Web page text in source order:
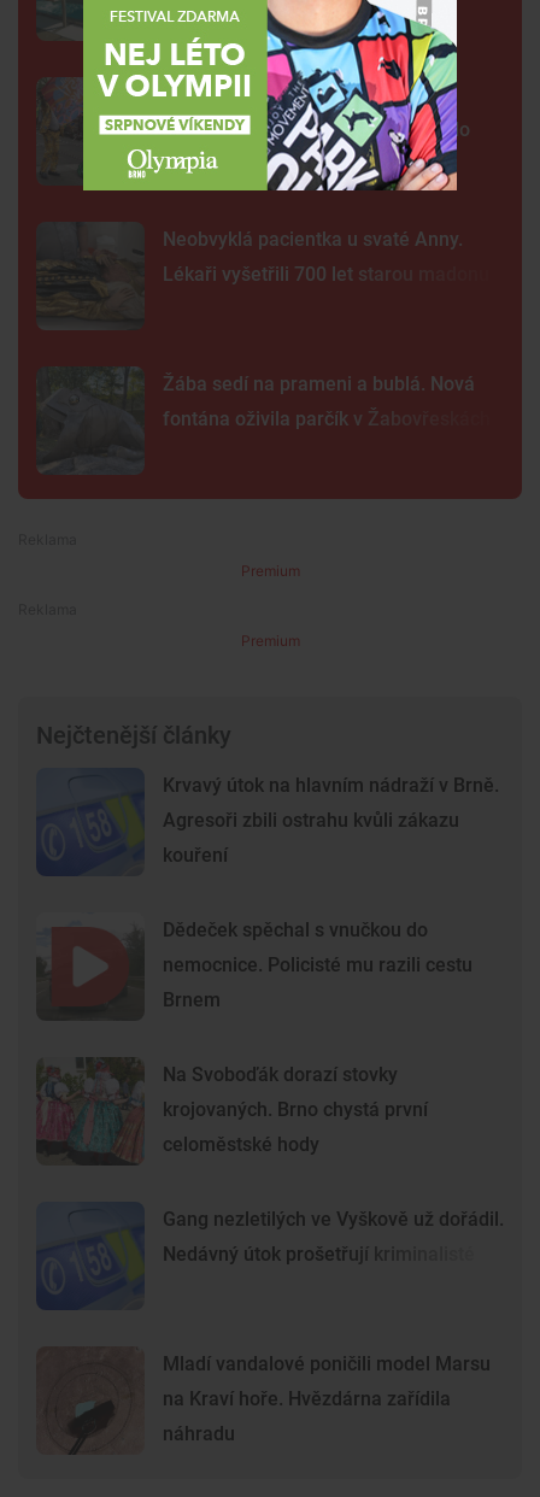
hlídky
FOTO: Ulicemi Brna se prohnal
karnevalový průvod. Lidi přenesl do
exotické Brazílie
Neobvyklá pacientka u svaté Anny.
Lékaři vyšetřili 700 let starou madonu
Žába sedí na prameni a bublá. Nová
fontána oživila parčík v Žabovřeskách
Premium
Premium
Nejčtenější články
Krvavý útok na hlavním nádraží v Brně.
Agresoři zbili ostrahu kvůli zákazu
kouření
Dědeček spěchal s vnučkou do
nemocnice. Policisté mu razili cestu
Brnem
Na Svoboďák dorazí stovky
krojovaných. Brno chystá první
celoměstské hody
Gang nezletilých ve Vyškově už dořádil.
Nedávný útok prošetřují kriminalisté
Mladí vandalové poničili model Marsu
na Kraví hoře. Hvězdárna zařídila
náhradu